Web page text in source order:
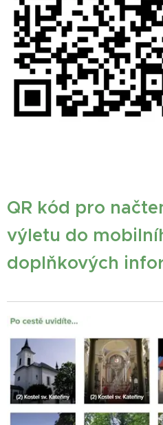
QR kód pro
výletu do
doplňkových